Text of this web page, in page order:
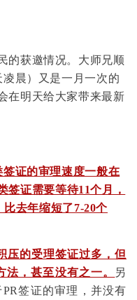
的获邀情况。大师兄顺
晨）又是一月一次的
在明天给大家带来最新
签证的审理速度一般在
签证需要等待11个月，
去年缩短了7-20个
压的受理签证过多，但
，甚至没有之一。 另
签证的审理，并没有